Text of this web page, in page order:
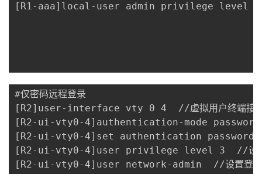
[R1-aaa]local-user admin privilege level 3  //
#仅密码远程登录
[R2]user-interface vty 0 4  //虚拟用户终端接
[R2-ui-vty0-4]authentication-mode password
[R2-ui-vty0-4]set authentication password
[R2-ui-vty0-4]user privilege level 3  //设置
[R2-ui-vty0-4]user network-admin  //设置登录